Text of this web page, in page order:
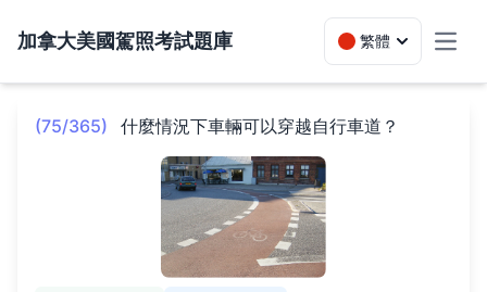
加拿大美國駕照考試題庫 繁體
(75/365) 什麼情況下車輛可以穿越自行車道？